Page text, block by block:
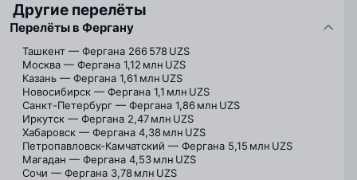
Другие перелёты
Перелёты в Фергану
Ташкент — Фергана 266 578 UZS
Москва — Фергана 1,12 млн UZS
Казань — Фергана 1,61 млн UZS
Новосибирск — Фергана 1,1 млн UZS
Санкт-Петербург — Фергана 1,86 млн UZS
Иркутск — Фергана 2,47 млн UZS
Хабаровск — Фергана 4,38 млн UZS
Петропавловск-Камчатский — Фергана 5,15 млн UZS
Магадан — Фергана 4,53 млн UZS
Сочи — Фергана 3,78 млн UZS